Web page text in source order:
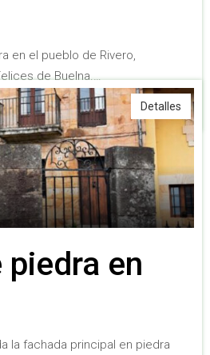
en el pueblo de Rivero,
de Buelna.…
Detalles
piedra en
la fachada principal en piedra